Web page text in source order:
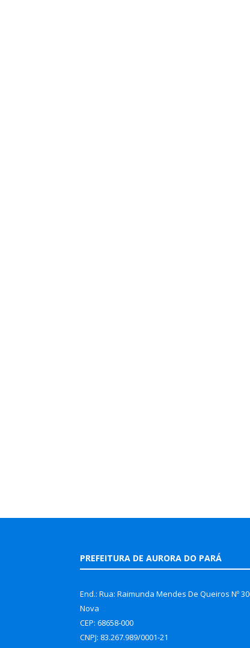
PREFEITURA DE AURORA DO PARÁ
End.: Rua: Raimunda Mendes De Queiros Nº
Nova
CEP: 68658-000
CNPJ: 83.267.989/0001-21